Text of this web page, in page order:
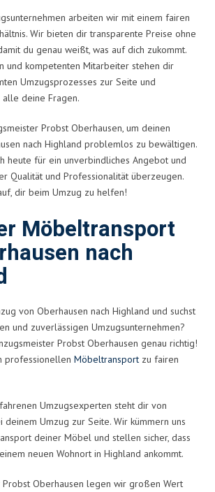
arbeiten wir mit einem fairen
Wir bieten dir transparente Preise ohne
du genau weißt, was auf dich zukommt.
und kompetenten Mitarbeiter stehen dir
Umzugsprozesses zur Seite und
deine Fragen.
Probst Oberhausen, um deinen
nach Highland problemlos zu bewältigen.
heute für ein unverbindliches Angebot und
Qualität und Professionalität überzeugen.
dir beim Umzug zu helfen!
Möbeltransport
nach
von Oberhausen nach Highland und suchst
und zuverlässigen Umzugsunternehmen?
Probst Oberhausen genau richtig!
professionellen Möbeltransport zu fairen
Umzugsexperten steht dir von
deinem Umzug zur Seite. Wir kümmern uns
deiner Möbel und stellen sicher, dass
neuen Wohnort in Highland ankommt.
Probst Oberhausen legen wir großen Wert